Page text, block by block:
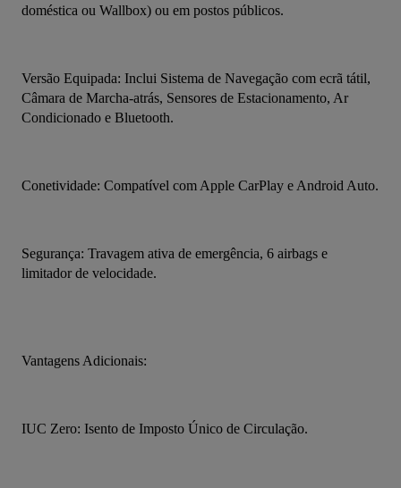
doméstica ou Wallbox) ou em postos públicos.
Versão Equipada: Inclui Sistema de Navegação com ecrã tátil,
Câmara de Marcha-atrás, Sensores de Estacionamento, Ar
Condicionado e Bluetooth.
Conetividade: Compatível com Apple CarPlay e Android Auto.
Segurança: Travagem ativa de emergência, 6 airbags e
limitador de velocidade.
Vantagens Adicionais:
IUC Zero: Isento de Imposto Único de Circulação.